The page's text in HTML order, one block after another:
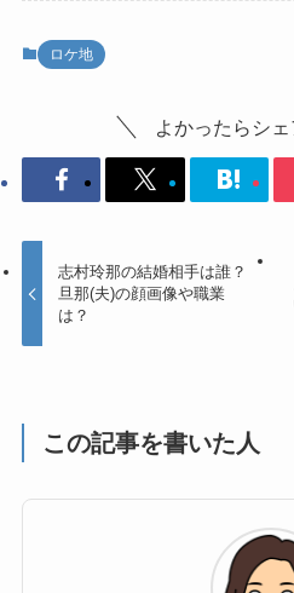
ロケ地
よかったらシェ
志村玲那の結婚相手は誰？
旦那(夫)の顔画像や職業
は？
この記事を書いた人